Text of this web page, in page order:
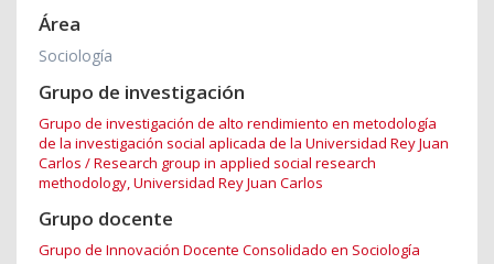
Área
Sociología
Grupo de investigación
Grupo de investigación de alto rendimiento en metodología
de la investigación social aplicada de la Universidad Rey Juan
Carlos / Research group in applied social research
methodology, Universidad Rey Juan Carlos
Grupo docente
Grupo de Innovación Docente Consolidado en Sociología